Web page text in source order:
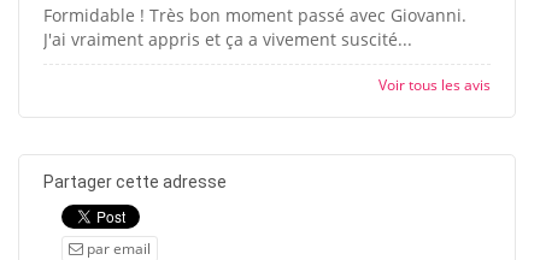
Formidable ! Très bon moment passé avec Giovanni.
J'ai vraiment appris et ça a vivement suscité...
Voir tous les avis
Partager cette adresse
par email